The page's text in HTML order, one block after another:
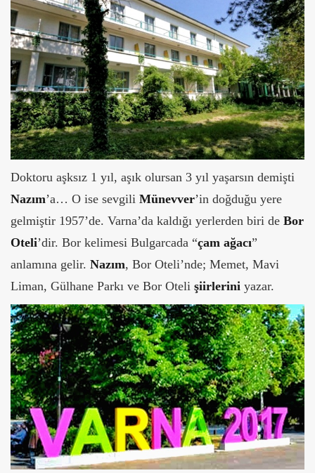
Doktoru aşksız 1 yıl, aşık olursan 3 yıl yaşarsın demişti
Nazım’a… O ise sevgili Münevver’in doğduğu yere
gelmiştir 1957’de. Varna’da kaldığı yerlerden biri de Bor
Oteli’dir. Bor kelimesi Bulgarcada “çam ağacı”
anlamına gelir. Nazım, Bor Oteli’nde; Memet, Mavi
Liman, Gülhane Parkı ve Bor Oteli şiirlerini yazar.